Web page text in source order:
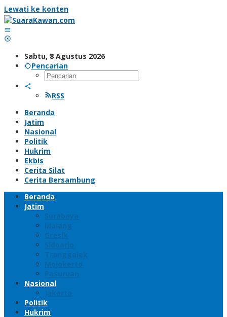
Lewati ke konten
Sabtu, 8 Agustus 2026
Pencarian
RSS
Beranda
Jatim
Nasional
Politik
Hukrim
Ekbis
Cerita Silat
Cerita Bersambung
Beranda
Jatim
Surabaya
Malang
Gresik
Sidoarjo
Trenggalek
Mojokerto
Pasuruan
Nasional
Jakarta
Politik
Hukrim